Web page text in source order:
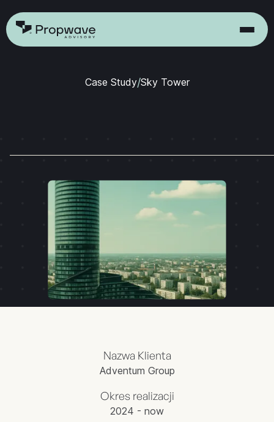
Case Study/Sky Tower
Nazwa Klienta
Adventum Group
Okres realizacji
2024 - now